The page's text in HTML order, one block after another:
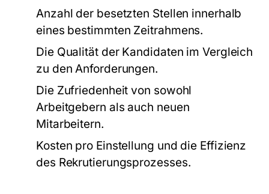
Anzahl der besetzten Stellen innerhalb
eines bestimmten Zeitrahmens.
Die Qualität der Kandidaten im Vergleich
zu den Anforderungen.
Die Zufriedenheit von sowohl
Arbeitgebern als auch neuen
Mitarbeitern.
Kosten pro Einstellung und die Effizienz
des Rekrutierungsprozesses.